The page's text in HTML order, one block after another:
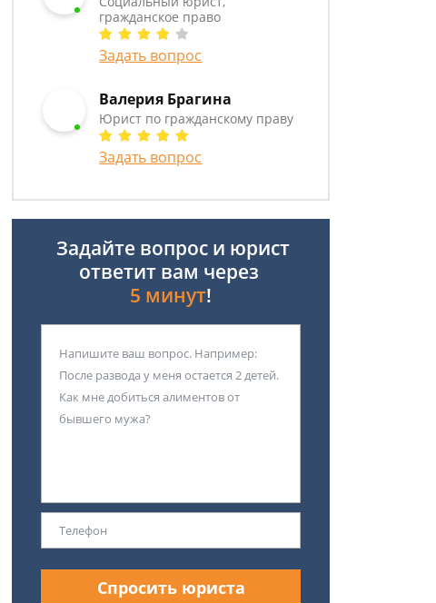
гражданское право
Задать вопрос
Валерия Брагина
Юрист по гражданскому праву
Задать вопрос
Задайте вопрос и юрист
ответит вам через
5 минут!
Спросить юриста